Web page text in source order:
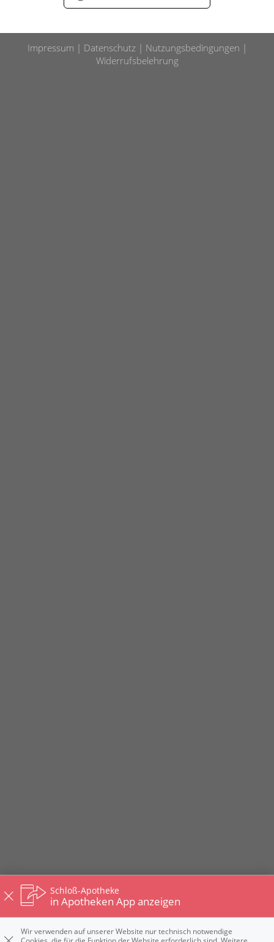
Impressum Datenschutz
Nutzungsbedingungen
Widerrufsbelehrung
Schloß-Apotheke
in Apotheken App anzeigen
Wir verwenden auf unserer Website nur technisch notwendige